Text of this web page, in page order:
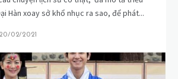
Hàn xoay sở khổ nhục ra sao, để phát...
20/02/2021